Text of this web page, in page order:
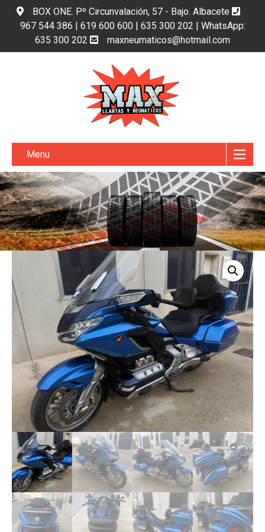
BOX ONE. Pº Circunvalación, 57 - Bajo. Albacete
967 544 386 | 619 600 600 | 635 300 202 | WhatsApp:
635 300 202
maxneumaticos@hotmail.com
Menu